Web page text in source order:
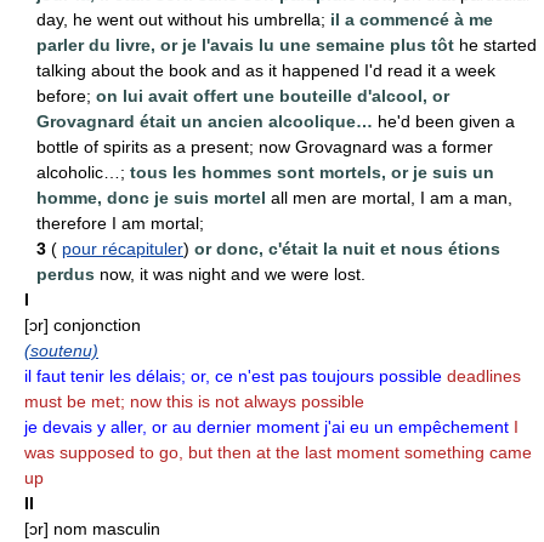
day, he went out without his umbrella; il a commencé à me
parler du livre, or je l'avais lu une semaine plus tôt he started
talking about the book and as it happened I'd read it a week
before; on lui avait offert une bouteille d'alcool, or
Grovagnard était un ancien alcoolique… he'd been given a
bottle of spirits as a present; now Grovagnard was a former
alcoholic…; tous les hommes sont mortels, or je suis un
homme, donc je suis mortel all men are mortal, I am a man,
therefore I am mortal;
3 ( pour récapituler) or donc, c'était la nuit et nous étions
perdus now, it was night and we were lost.
I
[ɔr] conjonction
(soutenu)
il faut tenir les délais; or, ce n'est pas toujours possible deadlines
must be met; now this is not always possible
je devais y aller, or au dernier moment j'ai eu un empêchement I
was supposed to go, but then at the last moment something came
up
II
[ɔr] nom masculin